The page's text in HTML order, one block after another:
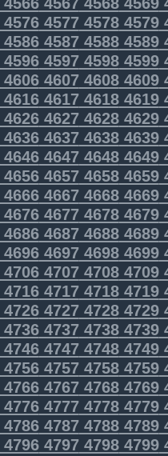
457745784579
458745884589
459745984599
460746084609
461746184619
462746284629
463746384639
464746484649
465746584659
466746684669
467746784679
468746884689
469746984699
470747084709
471747184719
472747284729
473747384739
474747484749
475747584759
476747684769
477747784779
478747884789
479747984799